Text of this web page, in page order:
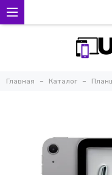
Главная Каталог